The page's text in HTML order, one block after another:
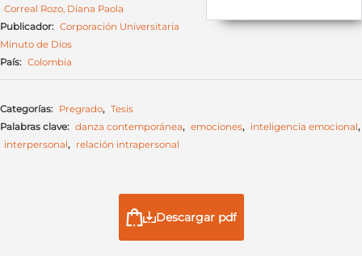
Correal Rozo, Diana Paola
Publicador: Corporación Universitaria
Minuto de Dios
País: Colombia
Categorías: Pregrado, Tesis
Palabras clave: danza contemporánea, emociones, inteligencia emocional,
interpersonal, relación intrapersonal
Descargar pdf